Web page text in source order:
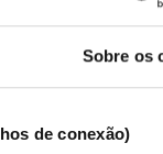
Sobre os
de conexão)